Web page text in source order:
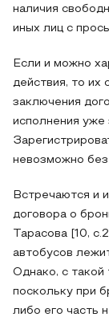
наличия
иных лиц с
Если и можно
действия, то их
заключения
исполнения уже
невозможно без
Встречаются и
договора о
Тарасова [10,
автобусов
Однако, с такой
поскольку при
либо его часть